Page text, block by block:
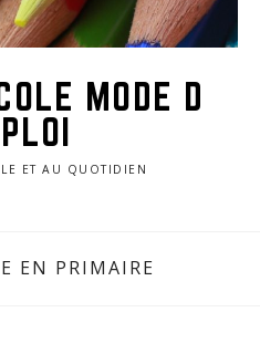
MODE D
ET AU QUOTIDIEN
EN PRIMAIRE